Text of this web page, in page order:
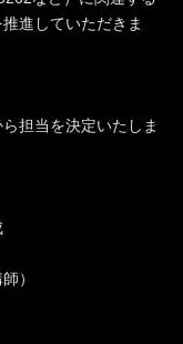
進していただきま
担当を決定いたしま
）